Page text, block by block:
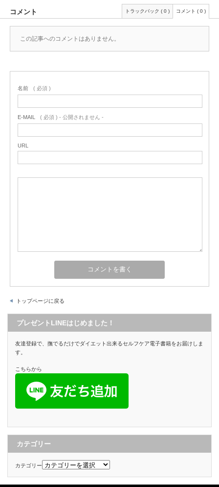
コメント トラックバック ( 0 ) コメント ( 0 )
この記事へのコメントはありません。
名前 ( 必須 )
E-MAIL ( 必須 ) - 公開されません -
URL
トップページに戻る
プレゼントLINEはじめました！
友達登録で、撫でるだけでダイエット出来るセルフケア電子書籍をお届けしま
す。
こちらから
カテゴリー
カテゴリー